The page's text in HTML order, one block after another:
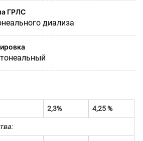
ГРЛС
диализа
2,3% 4,25 %